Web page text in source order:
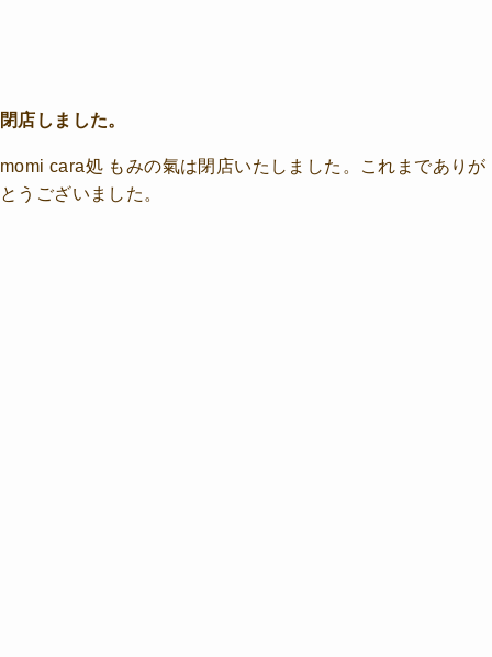
閉店しました。
momi cara処 もみの氣は閉店いたしました。これまでありが
とうございました。